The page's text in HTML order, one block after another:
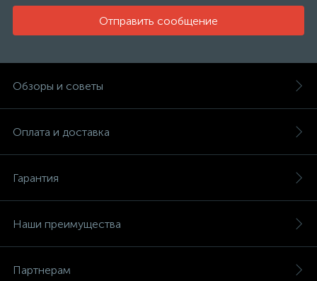
Отправить сообщение
Обзоры и советы
Оплата и доставка
Гарантия
Наши преимущества
Партнерам